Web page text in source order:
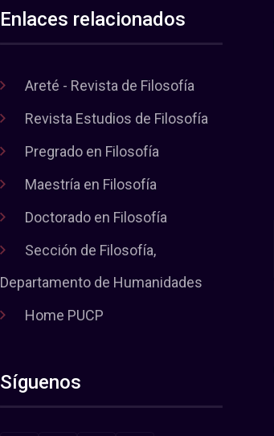
Enlaces relacionados
Areté - Revista de Filosofía
Revista Estudios de Filosofía
Pregrado en Filosofía
Maestría en Filosofía
Doctorado en Filosofía
Sección de Filosofía,
Departamento de Humanidades
Home PUCP
Síguenos